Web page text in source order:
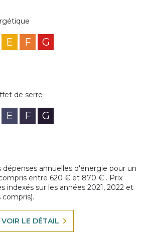
E F G
de serre
E F G
annuelles d'énergie pour un
entre 620 € et 870 € . Prix
indexés sur les années 2021, 2022 et
VOIR LE DÉTAIL